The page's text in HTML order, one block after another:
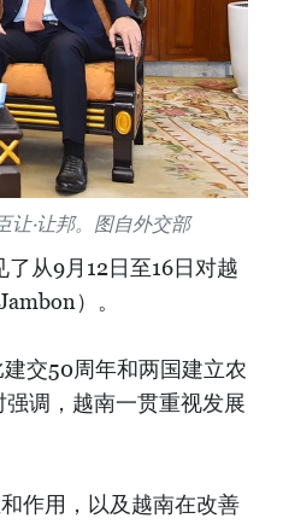
让·让邦。图自外交部
从9月12日至16日对越
）。
交50周年和两国建立农
调，越南一贯重视发展
作用，以及越南在改善